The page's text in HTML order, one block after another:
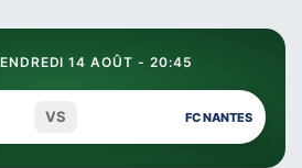
14 AOÛT - 20:45
VS FC NANTES